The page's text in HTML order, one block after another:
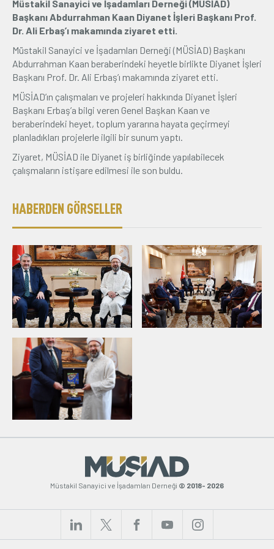
Üyelik
E-İşlemler
İletişim Hakkımızda Galeri
Müstakil Sanayici ve İşadamları Derneği (MÜSİAD)
Başkanı Abdurrahman Kaan Diyanet İşleri Başkanı Prof.
Dr. Ali Erbaş’ı makamında ziyaret etti.
Müstakil Sanayici ve İşadamları Derneği (MÜSİAD) Başkanı
Abdurrahman Kaan beraberindeki heyetle birlikte Diyanet İşleri
Başkanı Prof. Dr. Ali Erbaş’ı makamında ziyaret etti.
MÜSİAD’ın çalışmaları ve projeleri hakkında Diyanet İşleri
Başkanı Erbaş’a bilgi veren Genel Başkan Kaan ve
beraberindeki heyet, toplum yararına hayata geçirmeyi
planladıkları projelerle ilgili bir sunum yaptı.
Ziyaret, MÜSİAD ile Diyanet iş birliğinde yapılabilecek
çalışmaların istişare edilmesi ile son buldu.
HABERDEN GÖRSELLER
Müstakil Sanayici ve İşadamları Derneği © 2018- 2026